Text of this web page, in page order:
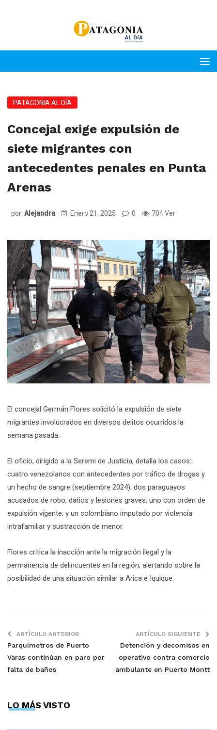
PATAGONIA AL DÍA
Concejal exige expulsión de
siete migrantes con
antecedentes penales en Punta
Arenas
por: Alejandra Enero 21, 2025 0 704 Ver
El concejal Germán Flores solicitó la expulsión de siete
migrantes involucrados en diversos delitos ocurridos la
semana pasada.
El oficio, dirigido a la Seremi de Justicia, detalla los casos:
cuatro venezolanos con antecedentes por tráfico de drogas y
un hecho de sangre (septiembre 2024); dos paraguayos
acusados de robo, daños y lesiones graves, uno con orden de
expulsión vigente; y un colombiano imputado por violencia
intrafamiliar y sustracción de menor.
Flores critica la inacción ante la migración ilegal y la
permanencia de delincuentes en la región, alertando sobre la
posibilidad de una situación similar a Arica e Iquique.
ARTÍCULO ANTERIOR
Parquímetros de Puerto
Varas continúan en paro por
falta de baños
ARTÍCULO SIGUIENTE
Detención y decomisos en
operativo contra comercio
ambulante en Puerto Montt
LO MÁS VISTO